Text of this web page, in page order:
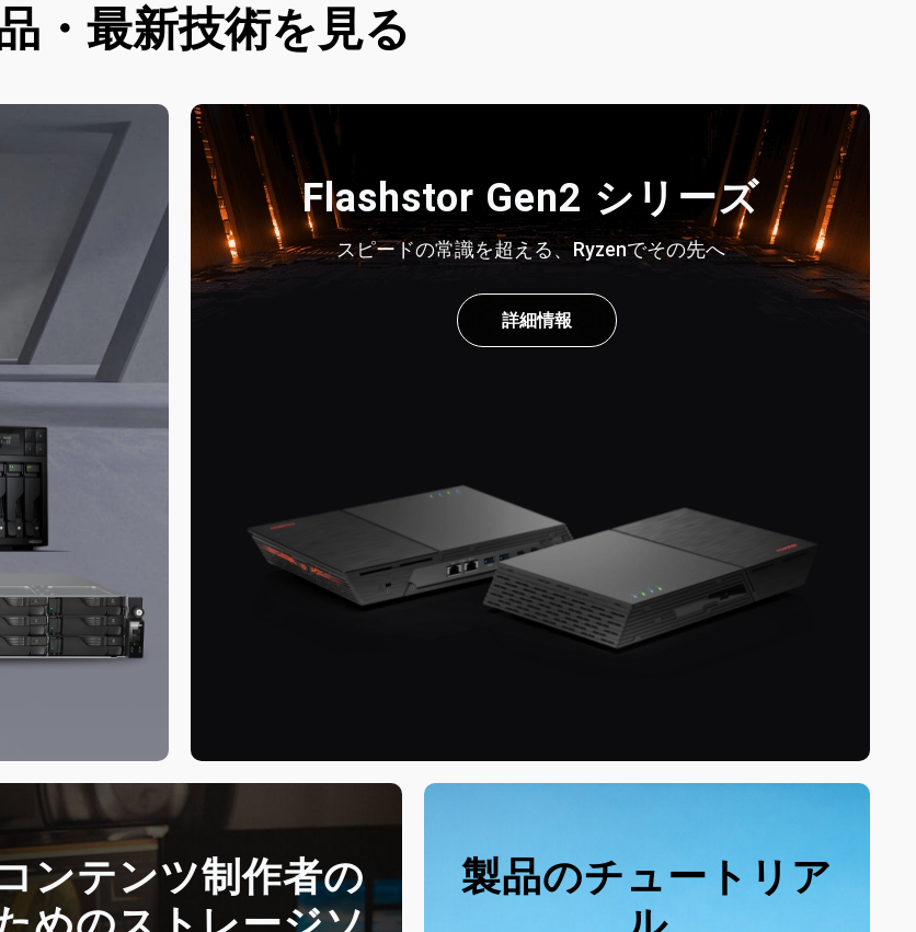
・最新技術を見る
Flashstor Gen2 シリーズ
スピードの常識を超える、Ryzenでその先へ
詳細情報
コンテンツ制作者の
製品のチュートリア